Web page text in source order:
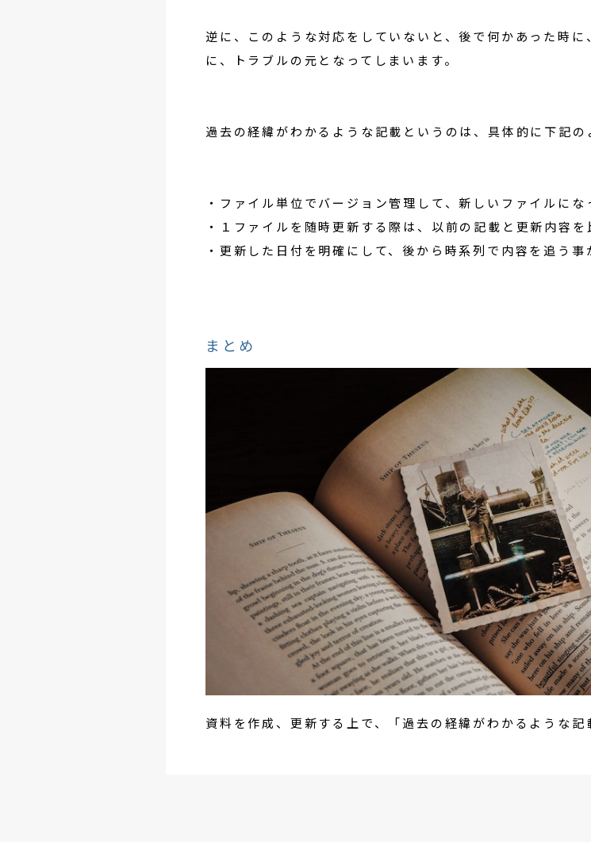
逆に、このような対応をしていないと、後で何かあった時
に、トラブルの元となってしまいます。
過去の経緯がわかるような記載というのは、具体的に下記の
・ファイル単位でバージョン管理して、新しいファイルに
・１ファイルを随時更新する際は、以前の記載と更新内容
・更新した日付を明確にして、後から時系列で内容を追う事
まとめ
資料を作成、更新する上で、「過去の経緯がわかるような記